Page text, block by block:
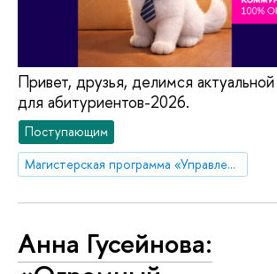
Привет, друзья, делимся
для абитуриентов-2026.
Поступающим
Магистерская программа «Управление стратегическими коммуникациями»
Анна Гусейнова: